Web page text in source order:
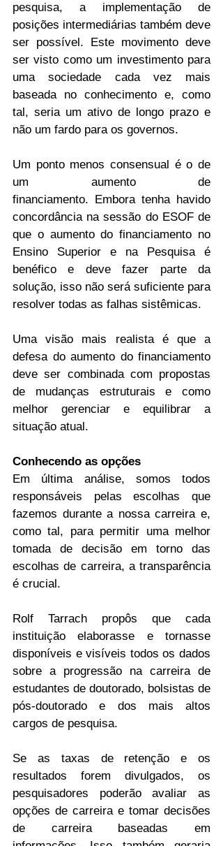
pesquisa, a implementação de
posições intermediárias também deve
ser possível. Este movimento deve
ser visto como um investimento para
uma sociedade cada vez mais
baseada no conhecimento e, como
tal, seria um ativo de longo prazo e
não um fardo para os governos.
Um ponto menos consensual é o de
um aumento de
financiamento. Embora tenha havido
concordância na sessão do ESOF de
que o aumento do financiamento no
Ensino Superior e na Pesquisa é
benéfico e deve fazer parte da
solução, isso não será suficiente para
resolver todas as falhas sistêmicas.
Uma visão mais realista é que a
defesa do aumento do financiamento
deve ser combinada com propostas
de mudanças estruturais e como
melhor gerenciar e equilibrar a
situação atual.
Conhecendo as opções
Em última análise, somos todos
responsáveis ​​pelas escolhas que
fazemos durante a nossa carreira e,
como tal, para permitir uma melhor
tomada de decisão em torno das
escolhas de carreira, a transparência
é crucial.
Rolf Tarrach propôs que cada
instituição elaborasse e tornasse
disponíveis e visíveis todos os dados
sobre a progressão na carreira de
estudantes de doutorado, bolsistas de
pós-doutorado e dos mais altos
cargos de pesquisa.
Se as taxas de retenção e os
resultados forem divulgados, os
pesquisadores poderão avaliar as
opções de carreira e tomar decisões
de carreira baseadas em